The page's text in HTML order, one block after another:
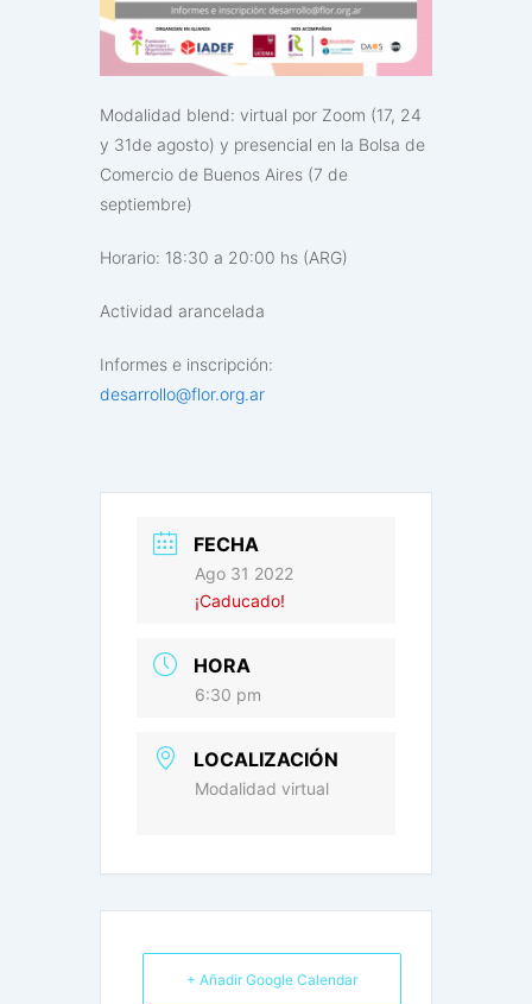
Modalidad blend: virtual por Zoom (17, 24
y 31de agosto) y presencial en la Bolsa de
Comercio de Buenos Aires (7 de
septiembre)
Horario: 18:30 a 20:00 hs (ARG)
Actividad arancelada
Informes e inscripción:
desarrollo@flor.org.ar
FECHA
Ago 31 2022
¡Caducado!
HORA
6:30 pm
LOCALIZACIÓN
Modalidad virtual
+ Añadir Google Calendar